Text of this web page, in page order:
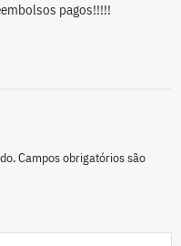
pagos!!!!!
Campos obrigatórios são